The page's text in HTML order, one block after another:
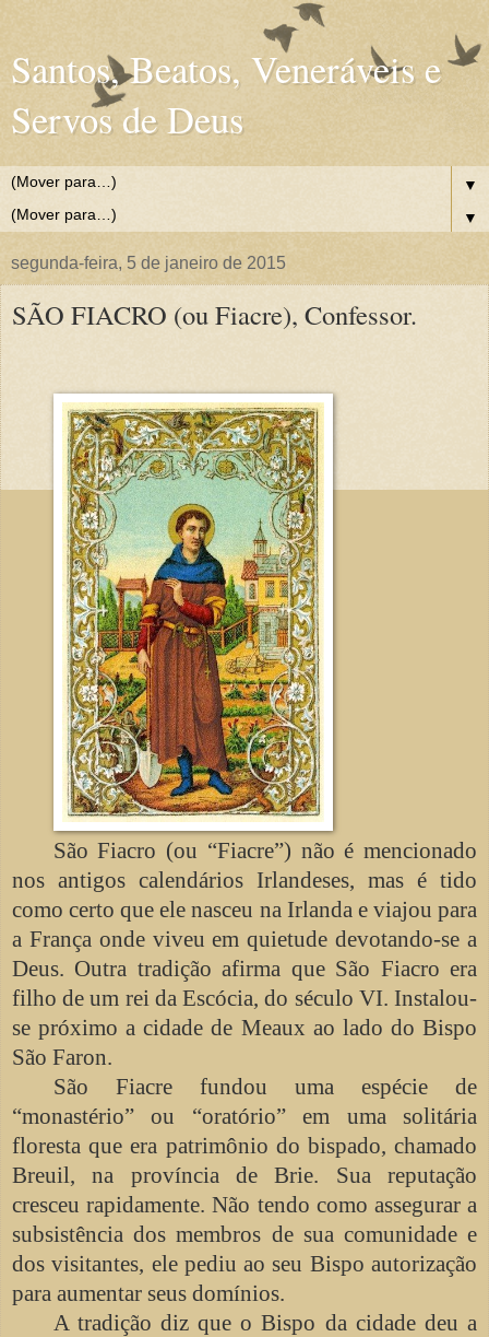
Santos, Beatos, Veneráveis e
Servos de Deus
▼
▼
segunda-feira, 5 de janeiro de 2015
SÃO FIACRO (ou Fiacre), Confessor.
São Fiacro (ou “Fiacre”) não é mencionado
nos antigos calendários Irlandeses, mas é tido
como certo que ele nasceu na Irlanda e viajou para
a França onde viveu em quietude devotando-se a
Deus. Outra tradição afirma que São Fiacro era
filho de um rei da Escócia, do século VI. Instalou-
se próximo a cidade de Meaux ao lado do Bispo
São Faron.
São Fiacre fundou uma espécie de
“monastério” ou “oratório” em uma solitária
floresta que era patrimônio do bispado, chamado
Breuil, na província de Brie. Sua reputação
cresceu rapidamente. Não tendo como assegurar a
subsistência dos membros de sua comunidade e
dos visitantes, ele pediu ao seu Bispo autorização
para aumentar seus domínios.
A tradição diz que o Bispo da cidade deu a